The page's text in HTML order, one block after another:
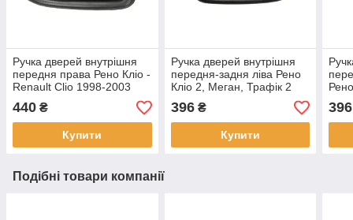
Ручка дверей внутрішня
передня права Рено Кліо -
Renault Clio 1998-2003
440 ₴
Купити
Ручка дверей внутрішня
передня-задня ліва Рено
Кліо 2, Меган, Трафік 2
1996-2014
396₴
Купити
396
Подібні товари компанії